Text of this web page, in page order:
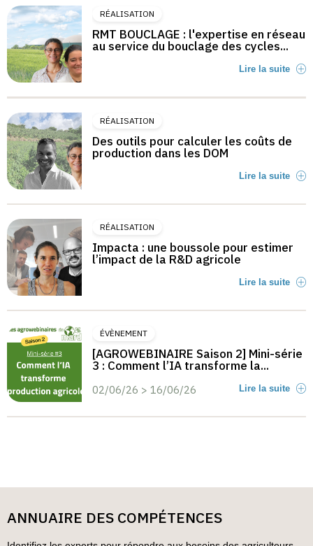
RÉALISATION
RMT BOUCLAGE : l'expertise en réseau
au service du bouclage des cycles...
Lire la suite
RÉALISATION
Des outils pour calculer les coûts de
production dans les DOM
Lire la suite
RÉALISATION
Impacta : une boussole pour estimer
l’impact de la R&D agricole
Lire la suite
ÉVÈNEMENT
[AGROWEBINAIRE Saison 2] Mini-série
3 : Comment l’IA transforme la...
02/06/26 > 16/06/26 Lire la suite
ANNUAIRE DES COMPÉTENCES